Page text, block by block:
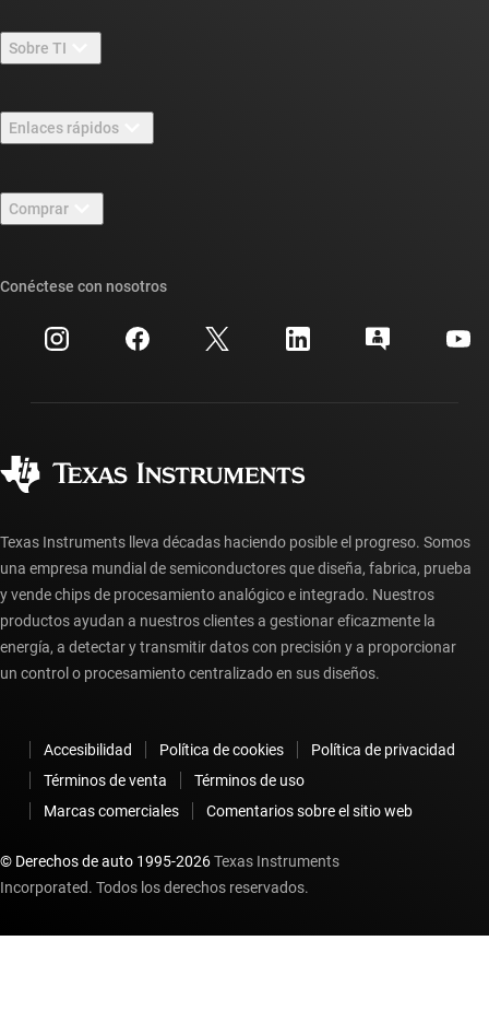
Sobre TI
Carreras laborales
Sala de redacción
Eventos
Relaciones con los inversionistas
Enlaces rápidos
Foros de soporte de diseño de TI E2E™
Búsqueda de referencias cruzadas
Centro de atención al cliente
Preguntas frecuentes sobre la cuenta myTI
Comprar
Preguntas frecuentes sobre pedidos
Conéctese con nosotros
Texas Instruments lleva décadas haciendo posible el progreso. Somos
una empresa mundial de semiconductores que diseña, fabrica, prueba
y vende chips de procesamiento analógico e integrado. Nuestros
productos ayudan a nuestros clientes a gestionar eficazmente la
energía, a detectar y transmitir datos con precisión y a proporcionar
un control o procesamiento centralizado en sus diseños.
Accesibilidad Política de cookies
Política de privacidad
Términos de venta
Términos de uso
Marcas comerciales
Comentarios sobre el sitio web
© Derechos de auto 1995-2026Texas Instruments
Incorporated. Todos los derechos reservados.